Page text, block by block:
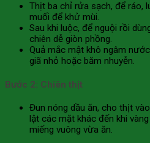
Thịt ba chỉ rửa sạch, để ráo,
muối để khử mùi.
Sau khi luộc, để nguội rồi
chiên dễ giòn phồng.
Quả mắc mật khô ngâm
giã nhỏ hoặc băm nhuyễn.
Bước 2: Chiên thịt
Đun nóng dầu ăn, cho thịt
lật các mặt khác đến khi
miếng vuông vừa ăn.